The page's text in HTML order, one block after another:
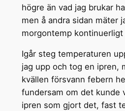
högre än vad jag brukar
men å andra sidan mäter
morgontemp kontinuerligt
Igår steg temperaturen
jag upp och tog en ipren,
kvällen försvann febern
fundersam om det kunde
ipren som gjort det, fast